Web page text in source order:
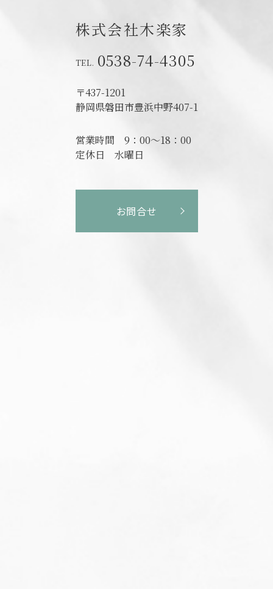
株式会社木楽家
0538-74-4305
〒437-1201
静岡県磐田市豊浜中野407-1
営業時間 9：00～18：00
定休日 水曜日
お問合せ